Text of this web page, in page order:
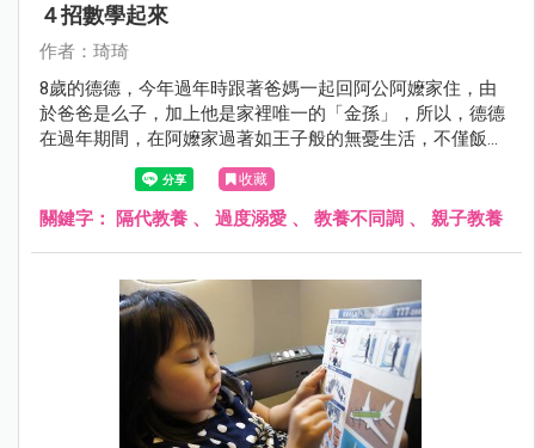
４招數學起來
作者：琦琦
8歲的德德，今年過年時跟著爸媽一起回阿公阿嬤家住，由
於爸爸是么子，加上他是家裡唯一的「金孫」，所以，德德
在過年期間，在阿嬤家過著如王子般的無憂生活，不僅飯來
張口、茶來伸手，想吃橘子也有阿嬤幫忙剝......
收藏
關鍵字： 隔代教養 、 過度溺愛 、 教養不同調 、 親子教養